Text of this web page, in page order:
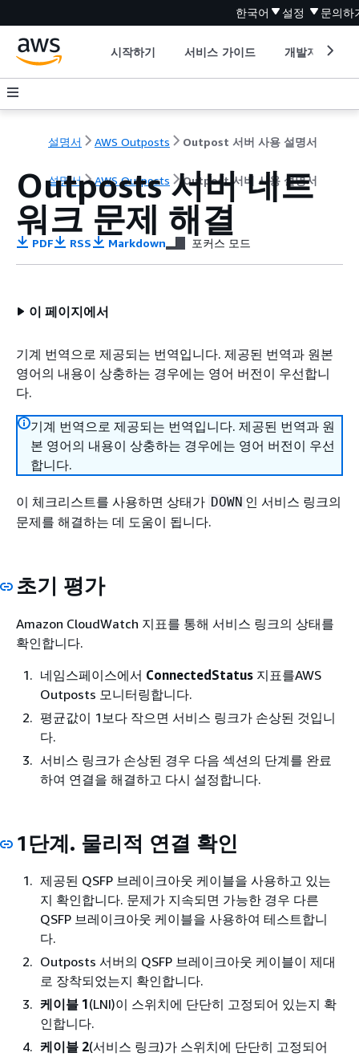
한국어 설정 문의하
시작하기 서비스 가이드 개발자 도구
설명서 AWS Outposts Outpost 서버 사용 설명서
설명서 AWS Outposts Outpost 서버 사용 설명서
Outposts 서버 네트
워크 문제 해결
PDF RSS Markdown 포커스 모드
이 페이지에서
기계 번역으로 제공되는 번역입니다. 제공된 번역과 원본
영어의 내용이 상충하는 경우에는 영어 버전이 우선합니
다.
기계 번역으로 제공되는 번역입니다. 제공된 번역과 원
본 영어의 내용이 상충하는 경우에는 영어 버전이 우선
합니다.
이 체크리스트를 사용하면 상태가 DOWN 인 서비스 링크의
문제를 해결하는 데 도움이 됩니다.
초기 평가
Amazon CloudWatch 지표를 통해 서비스 링크의 상태를
확인합니다.
네임스페이스에서 ConnectedStatus 지표를AWS
Outposts 모니터링합니다.
평균값이 1보다 작으면 서비스 링크가 손상된 것입니
다.
서비스 링크가 손상된 경우 다음 섹션의 단계를 완료
하여 연결을 해결하고 다시 설정합니다.
1단계. 물리적 연결 확인
제공된 QSFP 브레이크아웃 케이블을 사용하고 있는
지 확인합니다. 문제가 지속되면 가능한 경우 다른
QSFP 브레이크아웃 케이블을 사용하여 테스트합니
다.
Outposts 서버의 QSFP 브레이크아웃 케이블이 제대
로 장착되었는지 확인합니다.
케이블 1(LNI)이 스위치에 단단히 고정되어 있는지 확
인합니다.
케이블 2(서비스 링크)가 스위치에 단단히 고정되어